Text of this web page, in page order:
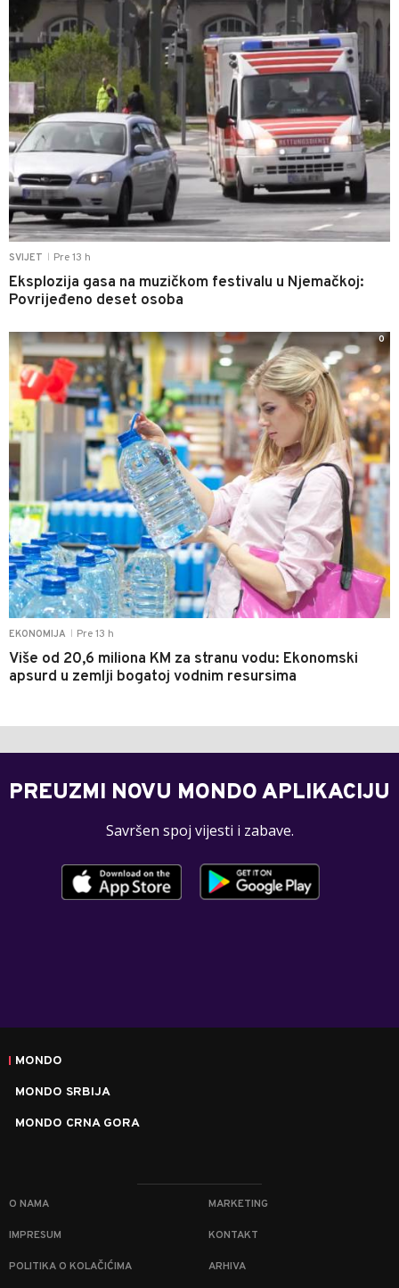
SVIJET Pre 13 h
Eksplozija gasa na muzičkom festivalu u Njemačkoj:
Povrijeđeno deset osoba
EKONOMIJA Pre 13 h
Više od 20,6 miliona KM za stranu vodu: Ekonomski
apsurd u zemlji bogatoj vodnim resursima
0
PREUZMI NOVU MONDO APLIKACIJU
Savršen spoj vijesti i zabave.
MONDO
MONDO SRBIJA
MONDO CRNA GORA
O NAMA MARKETING
IMPRESUM KONTAKT
POLITIKA O KOLAČIĆIMA ARHIVA